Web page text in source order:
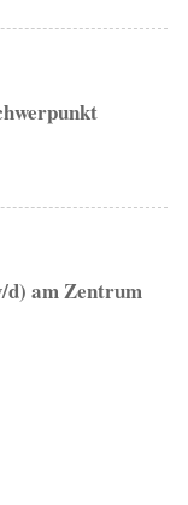
am Zentrum